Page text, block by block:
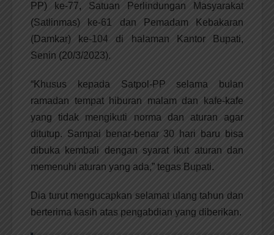
PP) ke-77, Satuan Perlindungan Masyarakat
(Satlinmas) ke-61 dan Pemadam Kebakaran
(Damkar) ke-104 di halaman Kantor Bupati,
Senin (20/3/2023).
“Khusus kepada Satpol-PP selama bulan
ramadan tempat hiburan malam dan kafe-kafe
yang tidak mengikuti norma dan aturan agar
ditutup. Sampai benar-benar 30 hari baru bisa
dibuka kembali dengan syarat ikut aturan dan
memenuhi aturan yang ada,” tegas Bupati.
Dia turut mengucapkan selamat ulang tahun dan
berterima kasih atas pengabdian yang diberikan.